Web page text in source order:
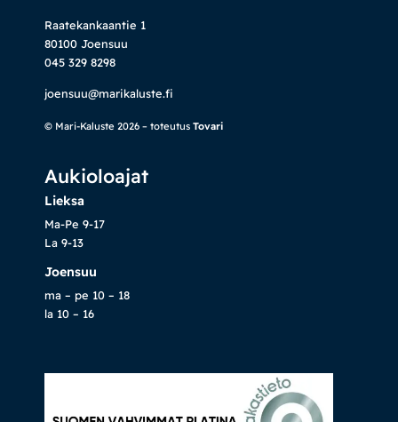
Raatekankaantie 1
80100 Joensuu
045 329 8298
joensuu@marikaluste.fi
© Mari-Kaluste 2026 – toteutus Tovari
Aukioloajat
Lieksa
Ma-Pe 9-17
La 9-13
Joensuu
ma – pe 10 – 18
la 10 – 16